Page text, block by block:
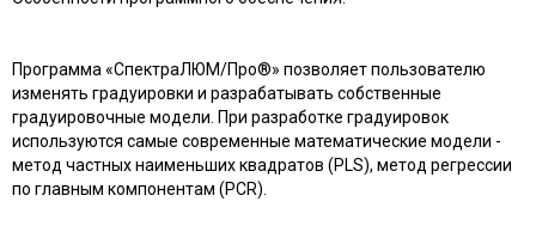
Программа «СпектраЛЮМ/Про®» позволяет пользователю
изменять градуировки и разрабатывать собственные
градуировочные модели. При разработке градуировок
используются самые современные математические модели -
метод частных наименьших квадратов (PLS), метод регрессии
по главным компонентам (PCR).